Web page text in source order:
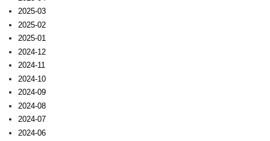
2025-03
2025-02
2025-01
2024-12
2024-11
2024-10
2024-09
2024-08
2024-07
2024-06